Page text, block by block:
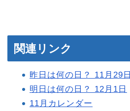
関連リンク
昨日は何の日？ 11月29日
明日は何の日？ 12月1日
11月カレンダー